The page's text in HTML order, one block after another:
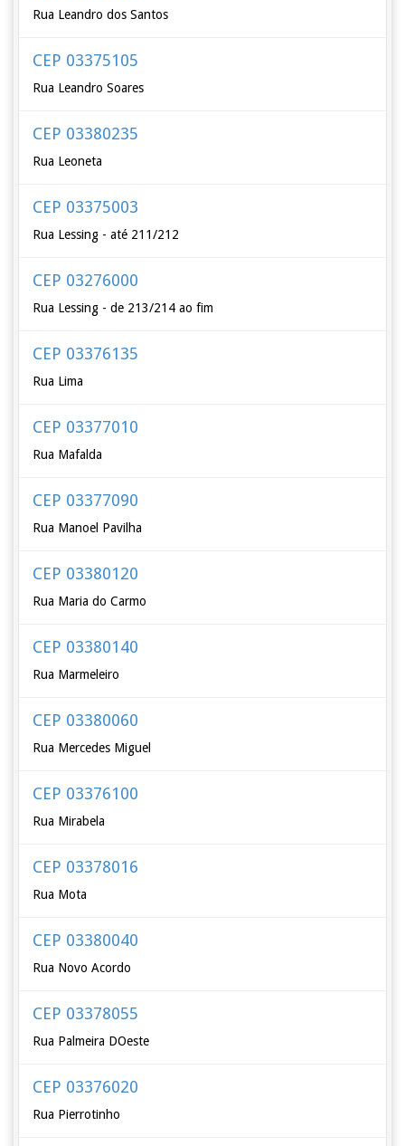
Rua Leandro dos Santos
CEP 03375105
Rua Leandro Soares
CEP 03380235
Rua Leoneta
CEP 03375003
Rua Lessing - até 211/212
CEP 03276000
Rua Lessing - de 213/214 ao fim
CEP 03376135
Rua Lima
CEP 03377010
Rua Mafalda
CEP 03377090
Rua Manoel Pavilha
CEP 03380120
Rua Maria do Carmo
CEP 03380140
Rua Marmeleiro
CEP 03380060
Rua Mercedes Miguel
CEP 03376100
Rua Mirabela
CEP 03378016
Rua Mota
CEP 03380040
Rua Novo Acordo
CEP 03378055
Rua Palmeira DOeste
CEP 03376020
Rua Pierrotinho